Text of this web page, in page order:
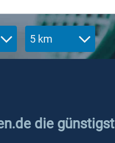
5 km
die